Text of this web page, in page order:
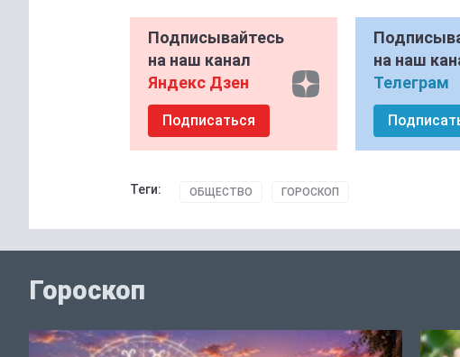
Подписывайтесь
на наш канал
Яндекс Дзен
Подписаться
на наш
Телеграм
Теги: ОБЩЕСТВО ГОРОСКОП
Гороскоп